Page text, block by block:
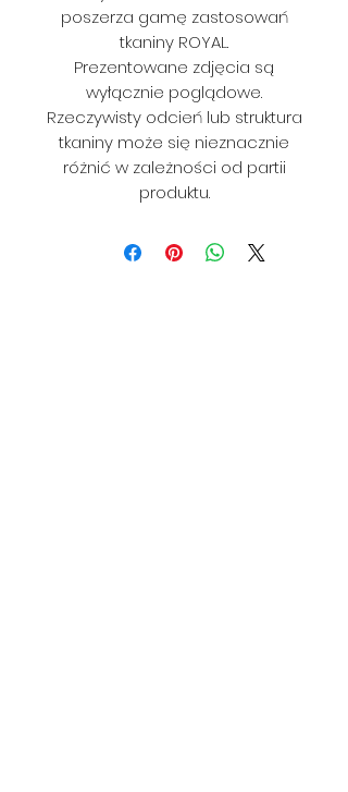
poszerza gamę zastosowań
tkaniny ROYAL.
Prezentowane zdjęcia są
wyłącznie poglądowe.
Rzeczywisty odcień lub struktura
tkaniny może się nieznacznie
różnić w zależności od partii
produktu.